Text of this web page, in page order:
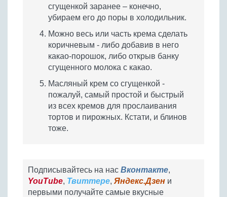
сгущенкой заранее – конечно,
убираем его до поры в холодильник.
Можно весь или часть крема сделать
коричневым - либо добавив в него
какао-порошок, либо открыв банку
сгущенного молока с какао.
Масляный крем со сгущенкой -
пожалуй, самый простой и быстрый
из всех кремов для прослаивания
тортов и пирожных. Кстати, и блинов
тоже.
Подписывайтесь на нас Вконтакте,
YouTube, Твиттере, Яндекс.Дзен и
первыми получайте самые вкусные